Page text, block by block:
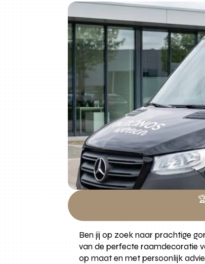
Ben jij op zoek naar prachtige
van de perfecte raamdecoratie
op maat en met persoonlijk